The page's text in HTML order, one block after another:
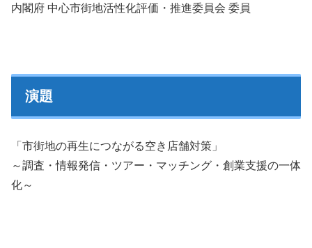
内閣府 中心市街地活性化評価・推進委員会 委員
演題
「市街地の再生につながる空き店舗対策」
～調査・情報発信・ツアー・マッチング・創業支援の一体
化～